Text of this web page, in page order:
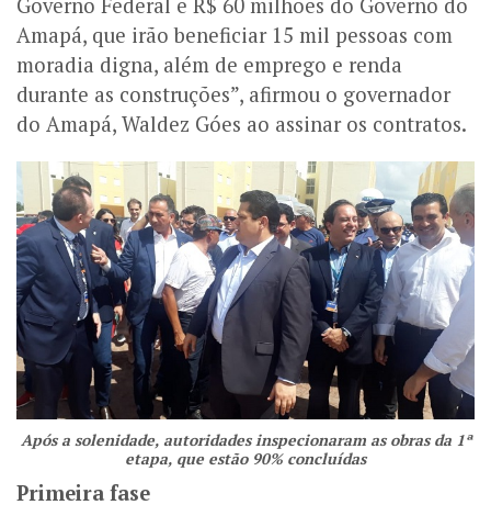
Amapá, que irão beneficiar 15 mil pessoas com
moradia digna, além de emprego e renda
durante as construções”, afirmou o governador
do Amapá, Waldez Góes ao assinar os contratos.
Após a solenidade, autoridades inspecionaram as obras da 1ª
etapa, que estão 90% concluídas
Primeira fase